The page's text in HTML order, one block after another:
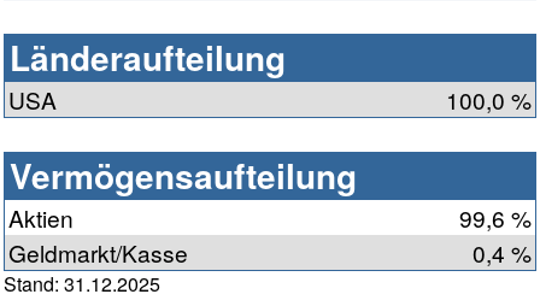
Länderaufteilung
USA 100,0 %
Vermögensaufteilung
Aktien
99,6 %
Geldmarkt/Kasse
0,4 %
Stand: 31.12.2025